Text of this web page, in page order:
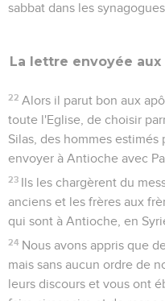
sabbat dans les
La lettre envoyée
22 Alors il parut bon aux
toute l'Eglise, de choisir
Silas, des hommes
envoyer à Antioche avec
23 Ils les chargèrent du
anciens et les frères aux
qui sont à Antioche, en
24 Nous avons appris que
mais sans aucun ordre de
leurs discours et vous ont